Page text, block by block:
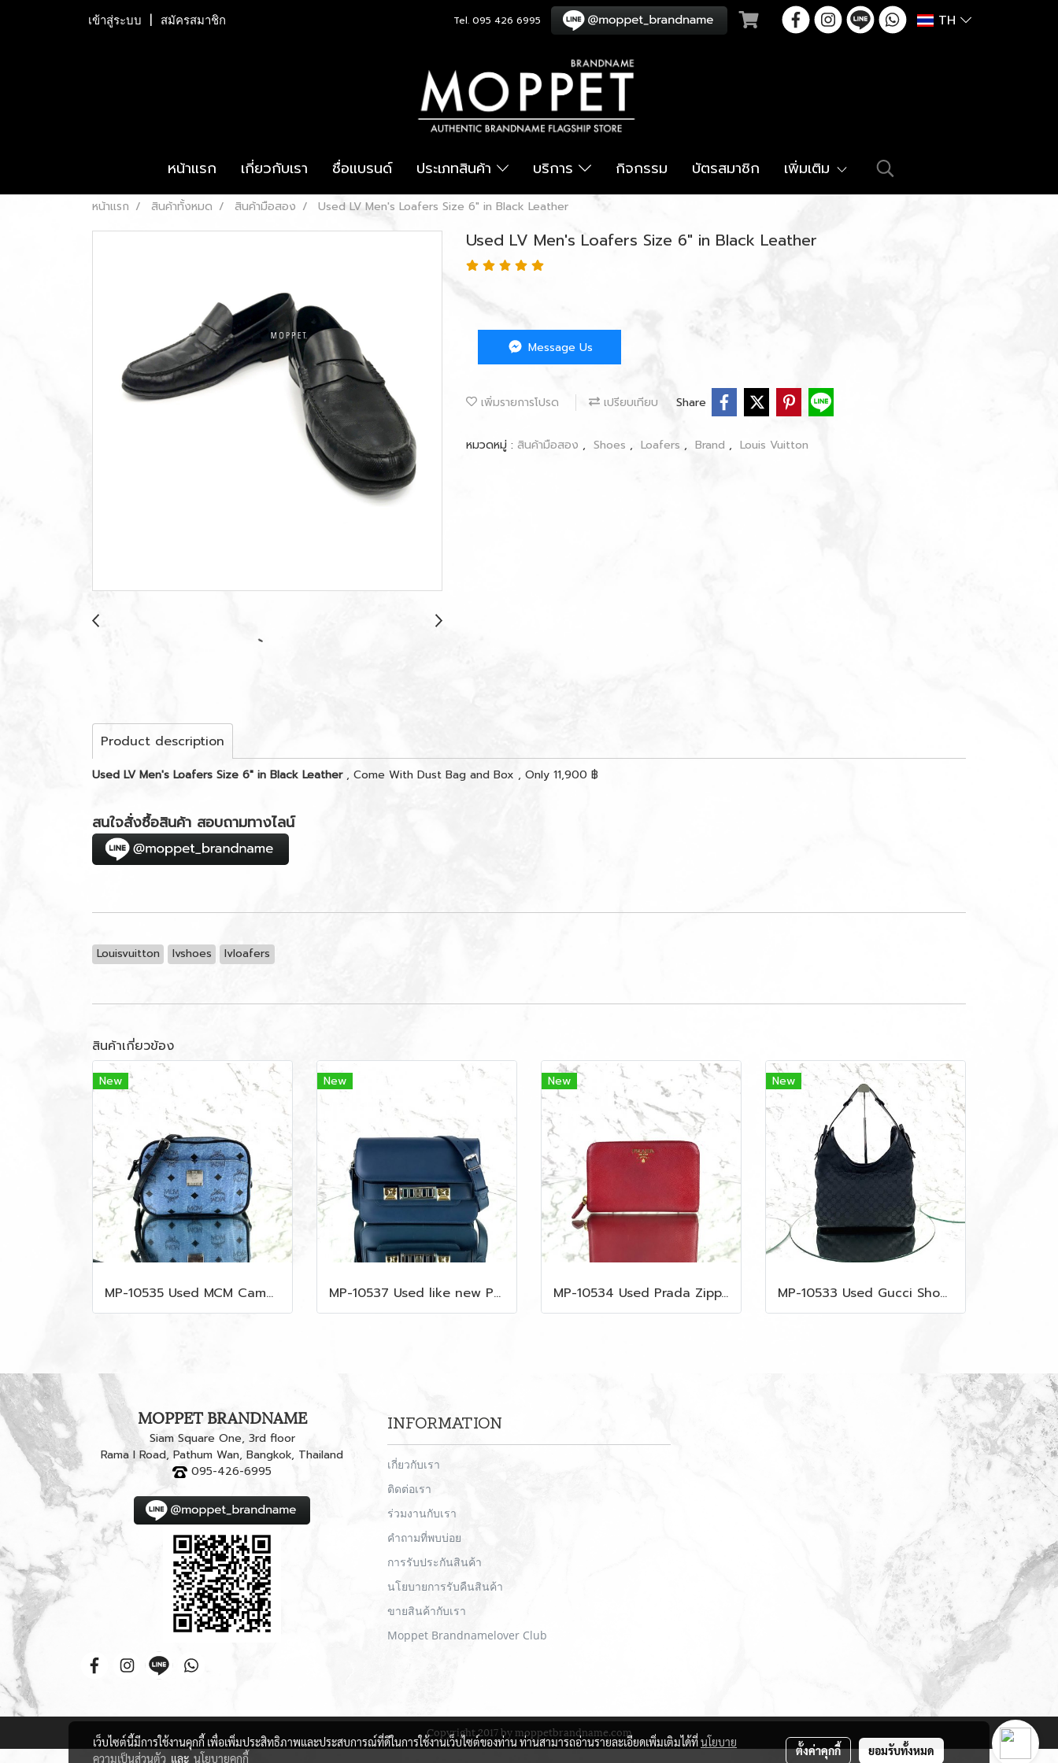
เข้าสู่ระบบ สมัครสมาชิก Tel. 095 426 6995 TH
หน้าแรก เกี่ยวกับเรา ชื่อแบรนด์ ประเภทสินค้า บริการ กิจกรรม บัตรสมาชิก เพิ่มเติม
หน้าแรก สินค้าทั้งหมด สินค้ามือสอง Used LV Men's Loafers Size 6" in Black Leather
Used LV Men's Loafers Size 6" in Black Leather
Message Us
เพิ่มรายการโปรด เปรียบเทียบ Share
หมวดหมู่ : สินค้ามือสอง , Shoes , Loafers , Brand , Louis Vuitton
Product description
Used LV Men's Loafers Size 6" in Black Leather, Come With Dust Bag and Box , Only 11,900 ฿
สนใจสั่งซื้อสินค้า สอบถามทางไลน์
Louisvuitton lvshoes lvloafers
สินค้าเกี่ยวข้อง
New
MP-10535 Used MCM Camera Bag In Blue Visetos SHW
New
MP-10537 Used like new Proenza PS11 Mini
New
MP-10534 Used Prada Zippy Medium Wallet In Fuoco Saffiano GHW
New
MP-10533 Used Gucci Shoulder Bag GG Black Canvas Shw
MOPPET BRANDNAME
Siam Square One, 3rd floor
Rama I Road, Pathum Wan, Bangkok, Thailand
095-426-6995
INFORMATION
เกี่ยวกับเรา
ติดต่อเรา
ร่วมงานกับเรา
คำถามที่พบบ่อย
การรับประกันสินค้า
นโยบายการรับคืนสินค้า
ขายสินค้ากับเรา
Moppet Brandnamelover Club
Copyright 2017 by moppetbrandname.com
เว็บไซต์นี้มีการใช้งานคุกกี้ เพื่อเพิ่มประสิทธิภาพและประสบการณ์ที่ดีในการใช้งานเว็บไซต์ของท่าน ท่านสามารถอ่านรายละเอียดเพิ่มเติมได้ที่นโยบาย
ความเป็นส่วนตัว และ นโยบายคุกกี้
ตั้งค่าคุกกี้ ยอมรับทั้งหมด